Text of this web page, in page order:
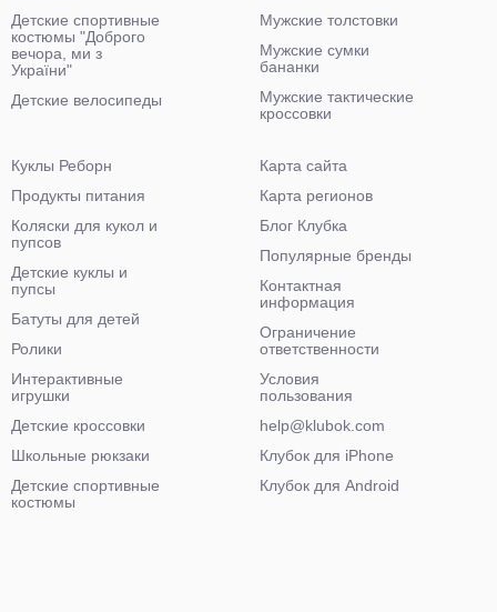
Детские спортивные
костюмы "Доброго
вечора, ми з
України"
Детские велосипеды
Мужские толстовки
Мужские сумки
бананки
Мужские тактические
кроссовки
Куклы Реборн
Продукты питания
Коляски для кукол и
пупсов
Детские куклы и
пупсы
Батуты для детей
Ролики
Интерактивные
игрушки
Детские кроссовки
Школьные рюкзаки
Детские спортивные
костюмы
Карта сайта
Карта регионов
Блог Клубка
Популярные бренды
Контактная
информация
Ограничение
ответственности
Условия
пользования
help@klubok.com
Клубок для iPhone
Клубок для Android